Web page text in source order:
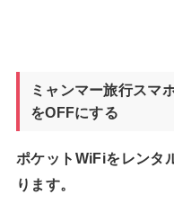
ミャンマー旅行スマ
をOFFにする
ポケットWiFiをレンタ
ります。